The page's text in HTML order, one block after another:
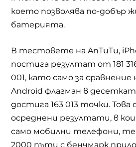
което позволява по-добър
батерията.
В тестовете наAnTuTu,
постига резултат от 181
001, като само за
Androidфлагман в
достига 163 013 точки. Това
осреднени резултати, в
само мобилни телефони,
2000 пъти с бенчмарк